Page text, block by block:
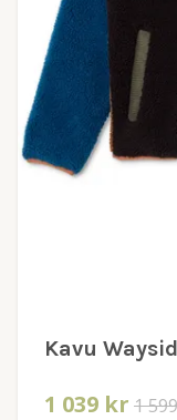
Kavu
1 039 kr 1